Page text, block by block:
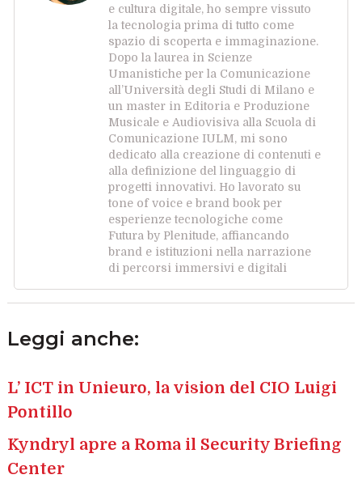
e cultura digitale, ho sempre vissuto
la tecnologia prima di tutto come
spazio di scoperta e immaginazione.
Dopo la laurea in Scienze
Umanistiche per la Comunicazione
all’Università degli Studi di Milano e
un master in Editoria e Produzione
Musicale e Audiovisiva alla Scuola di
Comunicazione IULM, mi sono
dedicato alla creazione di contenuti e
alla definizione del linguaggio di
progetti innovativi. Ho lavorato su
tone of voice e brand book per
esperienze tecnologiche come
Futura by Plenitude, affiancando
brand e istituzioni nella narrazione
di percorsi immersivi e digitali
Leggi anche:
L’ ICT in Unieuro, la vision del CIO Luigi
Pontillo
Kyndryl apre a Roma il Security Briefing
Center